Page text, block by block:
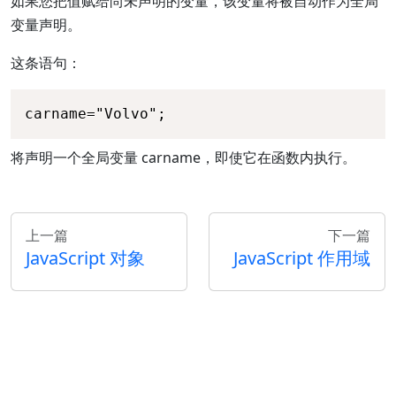
变量声明。
这条语句：
carname="Volvo";
将声明一个全局变量 carname，即使它在函数内执行。
上一篇
JavaScript 对象
下一篇
JavaScript 作用域